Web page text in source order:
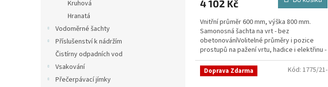
Kruhová
Hranatá
Vodoměrné šachty
Příslušenství k nádržím
Čistírny odpadních vod
Vsakování
Přečerpávací jímky
je
z
5
hvězdiček.
4 102 Kč
Vnitřní průměr 600 mm, výška 800 mm.
Samonosná šachta na vrt - bez
obetonováníVolitelné průměry i pozice
prostupů na pažení vrtu, hadice i elektřinu -
požadované průměry...
Doprava Zdarma Kód: 1775/21-